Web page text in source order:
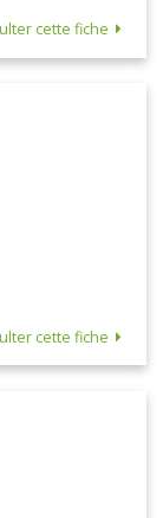
cette fiche
cette fiche